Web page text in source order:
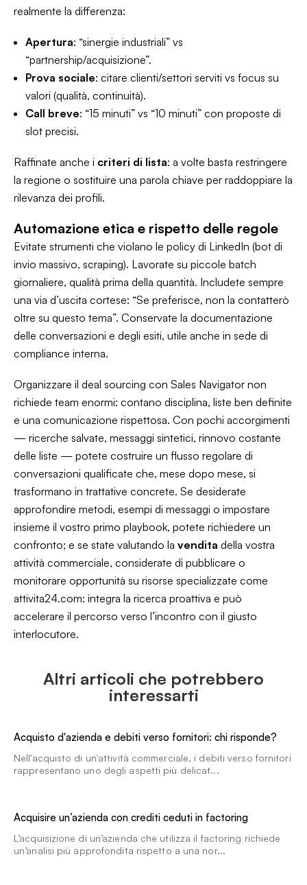
realmente la differenza:
Apertura: “sinergie industriali” vs
“partnership/acquisizione”.
Prova sociale: citare clienti/settori serviti vs focus su
valori (qualità, continuità).
Call breve: “15 minuti” vs “10 minuti” con proposte di
slot precisi.
Raffinate anche i criteri di lista: a volte basta restringere
la regione o sostituire una parola chiave per raddoppiare la
rilevanza dei profili.
Automazione etica e rispetto delle regole
Evitate strumenti che violano le policy di LinkedIn (bot di
invio massivo, scraping). Lavorate su piccole batch
giornaliere, qualità prima della quantità. Includete sempre
una via d’uscita cortese: “Se preferisce, non la contatterò
oltre su questo tema”. Conservate la documentazione
delle conversazioni e degli esiti, utile anche in sede di
compliance interna.
Organizzare il deal sourcing con Sales Navigator non
richiede team enormi: contano disciplina, liste ben definite
e una comunicazione rispettosa. Con pochi accorgimenti
— ricerche salvate, messaggi sintetici, rinnovo costante
delle liste — potete costruire un flusso regolare di
conversazioni qualificate che, mese dopo mese, si
trasformano in trattative concrete. Se desiderate
approfondire metodi, esempi di messaggi o impostare
insieme il vostro primo playbook, potete richiedere un
confronto; e se state valutando la vendita della vostra
attività commerciale, considerate di pubblicare o
monitorare opportunità su risorse specializzate come
attivita24.com: integra la ricerca proattiva e può
accelerare il percorso verso l’incontro con il giusto
interlocutore.
Altri articoli che potrebbero
interessarti
Acquisto d'azienda e debiti verso fornitori: chi risponde?
Nell'acquisto di un'attività commerciale, i debiti verso fornitori
rappresentano uno degli aspetti più delicat...
Acquisire un’azienda con crediti ceduti in factoring
L’acquisizione di un’azienda che utilizza il factoring richiede
un’analisi più approfondita rispetto a una nor...